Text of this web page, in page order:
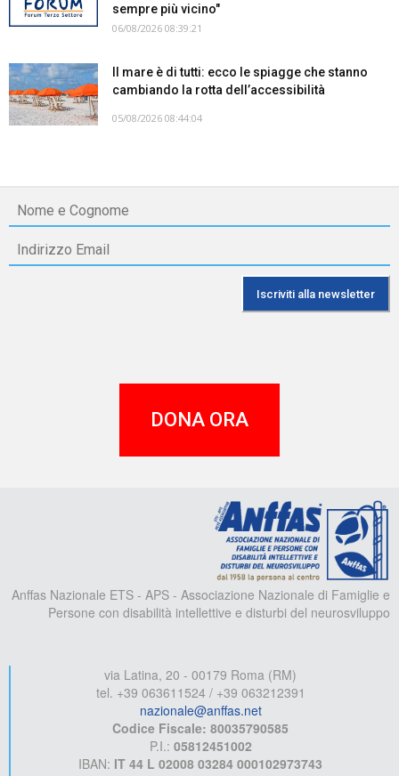
sempre più vicino"
06/08/2026 08:39:21
Il mare è di tutti: ecco le spiagge che stanno
cambiando la rotta dell’accessibilità
05/08/2026 08:44:04
DONA ORA
Anffas Nazionale ETS - APS - Associazione Nazionale di Famiglie e
Persone con disabilità intellettive e disturbi del neurosviluppo
via Latina, 20 - 00179 Roma (RM)
tel. +39 063611524 / +39 063212391
nazionale@anffas.net
Codice Fiscale: 80035790585
P.I.: 05812451002
IBAN: IT 44 L 02008 03284 000102973743